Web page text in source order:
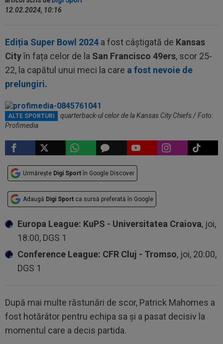
12.02.2024, 10:16
Ediția Super Bowl 2024 a fost câștigată de Kansas
Cityîn fața celor de la San Francisco 49ers, scor 25-
22, la capătul unui meci la care a fost nevoie de
prelungiri.
ALTE SPORTURI
Patrick Mahomes, quarterback-ul celor de la Kansas City Chiefs / Foto:
Profimedia
Urmărește Digi Sport în Google Discover
Adaugă Digi Sport ca sursă preferată în Google
Europa League: KuPS - Universitatea Craiova, joi,
18:00, DGS 1
Conference League: CFR Cluj - Tromso, joi, 20:00,
DGS 1
După mai multe răstunări de scor, Patrick Mahomes a
fost hotărâtor pentru echipa sa și a pasat decisiv la
momentul care a decis partida.